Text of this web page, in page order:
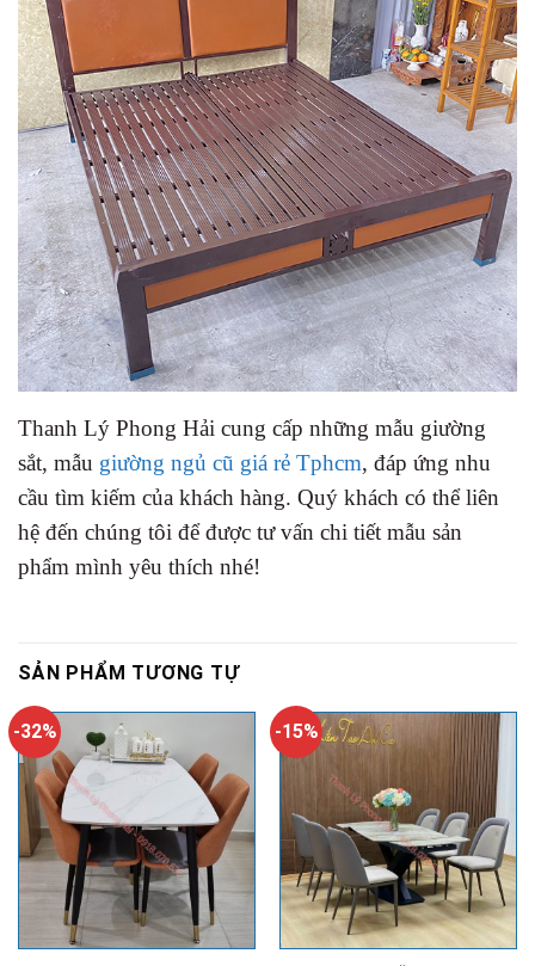
Thanh Lý Phong Hải cung cấp những mẫu giường
sắt, mẫu giường ngủ cũ giá rẻ Tphcm, đáp ứng nhu
cầu tìm kiếm của khách hàng. Quý khách có thể liên
hệ đến chúng tôi để được tư vấn chi tiết mẫu sản
phẩm mình yêu thích nhé!
SẢN PHẨM TƯƠNG TỰ
-32% -15%